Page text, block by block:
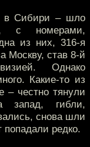
в Сибири – шло
с номерами,
из них, 316-я
Москву, став 8-й
Однако
Какие-то из
– честно тянули
гибли,
снова шли
попадали редко.